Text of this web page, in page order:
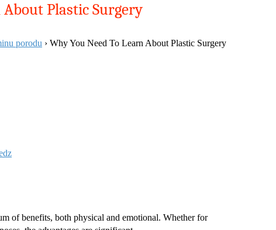
Plastic Surgery
porodu › Why You Need To Learn About Plastic Surgery
of benefits, both physical and emotional. Whether for